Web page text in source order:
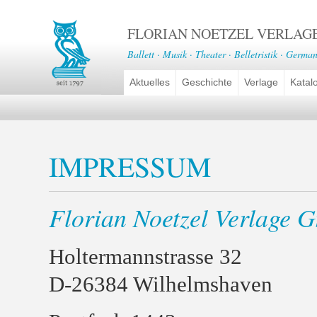
FLORIAN NOETZEL
Ballett · Musik · Theater · Belletristik ·
Aktuelles Geschichte Verlage
IMPRESSUM
Florian Noetzel Verlage
Holtermannstrasse 32
D-26384 Wilhelmshaven